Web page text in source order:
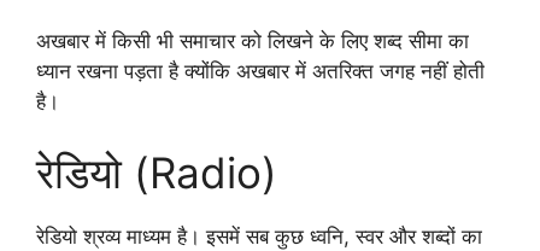
अखबार में किसी भी समाचार को लिखने के लिए शब्द सीमा का
ध्यान रखना पड़ता है क्योंकि अखबार में अतरिक्त जगह नहीं होती
है।
रेडियो (Radio)
रेडियो श्रव्य माध्यम है। इसमें सब कुछ ध्वनि, स्वर और शब्दों का